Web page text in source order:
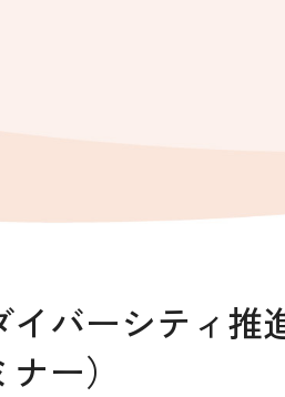
バーシティ推
ー）